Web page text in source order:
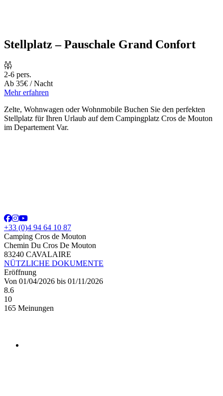
Stellplatz – Pauschale Grand Confort
2-6 pers.
Ab 35€ / Nacht
Mehr erfahren
Zelte, Wohnwagen oder Wohnmobile Buchen Sie den perfekten
Stellplatz für Ihren Urlaub auf dem Campingplatz Cros de Mouton
im Departement Var.
+33 (0)4 94 64 10 87
Camping Cros de Mouton
Chemin Du Cros De Mouton
83240 CAVALAIRE
NÜTZLICHE DOKUMENTE
Eröffnung
Von 01/04/2026 bis 01/11/2026
8.6
10
165 Meinungen